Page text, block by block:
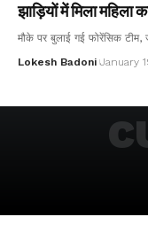
झाड़ियों में मिला महिला
मौके पर बुलाई गई फोरेंसिक
Lokesh Badoni January